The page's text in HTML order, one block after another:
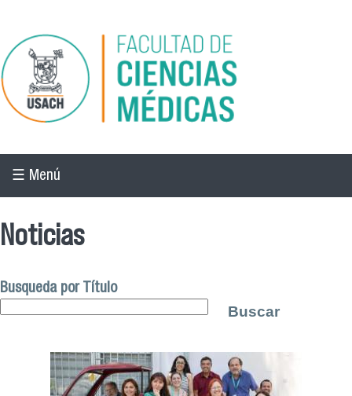
Pasar al contenido principal
☰ Menú
Noticias
Busqueda por Título